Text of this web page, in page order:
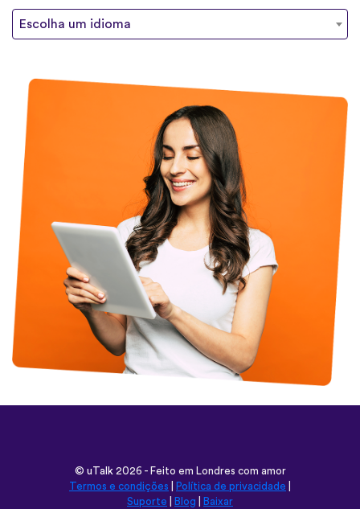
Escolha um idioma
© uTalk2026 - Feito em Londres com amor
Termos e condições
Política de privacidade
Suporte
Blog Baixar